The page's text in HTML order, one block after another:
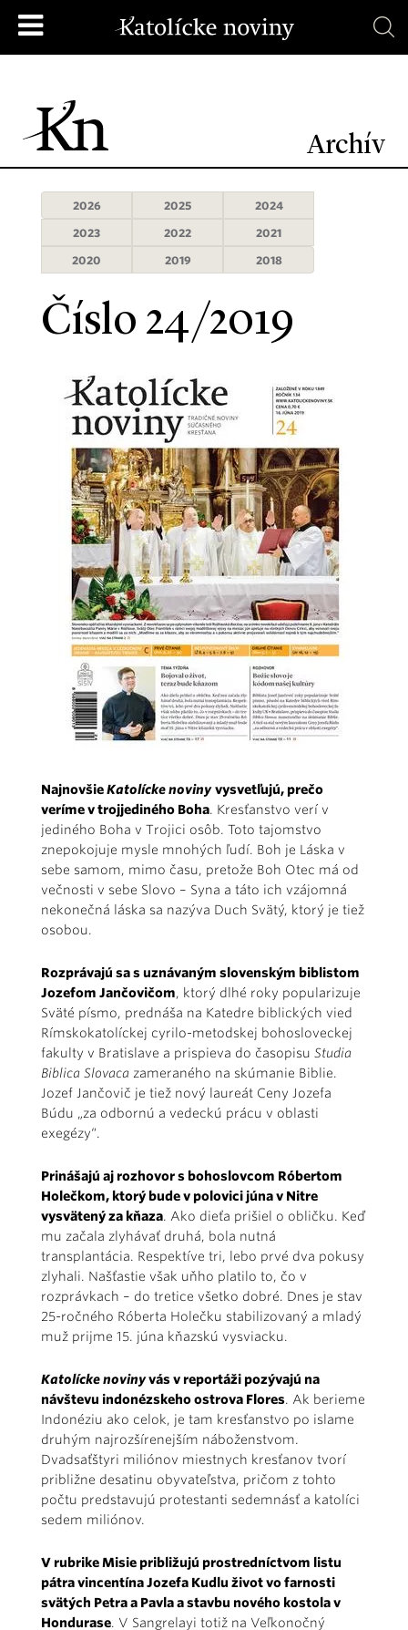
Archív
2026 2025
2024
2023
2022
2021
2020
2019 2018
Číslo 24/2019
NajnovšieKatolícke noviny vysvetľujú, prečo
veríme v trojjediného Boha. Kresťanstvo verí v
jediného Boha v Trojici osôb. Toto tajomstvo
znepokojuje mysle mnohých ľudí. Boh je Láska v
sebe samom, mimo času, pretože Boh Otec má od
večnosti v sebe Slovo – Syna a táto ich vzájomná
nekonečná láska sa nazýva Duch Svätý, ktorý je tiež
osobou.
Rozprávajú sa s uznávaným slovenským biblistom
Jozefom Jančovičom, ktorý dlhé roky popularizuje
Sväté písmo, prednáša na Katedre biblických vied
Rímskokatolíckej cyrilo-metodskej bohosloveckej
fakulty v Bratislave a prispieva do časopisu Studia
Biblica Slovaca zameraného na skúmanie Biblie.
Jozef Jančovič je tiež nový laureát Ceny Jozefa
Búdu „za odbornú a vedeckú prácu v oblasti
exegézy“.
Prinášajú aj rozhovor s bohoslovcom Róbertom
Holečkom, ktorý bude v polovici júna v Nitre
vysvätený za kňaza. Ako dieťa prišiel o obličku. Keď
mu začala zlyhávať druhá, bola nutná
transplantácia. Respektíve tri, lebo prvé dva pokusy
zlyhali. Našťastie však uňho platilo to, čo v
rozprávkach – do tretice všetko dobré. Dnes je stav
25-ročného Róberta Holečku stabilizovaný a mladý
muž prijme 15. júna kňazskú vysviacku.
Katolícke novinyvás v reportáži pozývajú na
návštevu indonézskeho ostrova Flores. Ak berieme
Indonéziu ako celok, je tam kresťanstvo po islame
druhým najrozšírenejším náboženstvom.
Dvadsaťštyri miliónov miestnych kresťanov tvorí
približne desatinu obyvateľstva, pričom z tohto
počtu predstavujú protestanti sedemnásť a katolíci
sedem miliónov.
V rubrike Misie približujú prostredníctvom listu
pátra vincentína Jozefa Kudlu život vo farnosti
svätých Petra a Pavla a stavbu nového kostola v
Hondurase. V Sangrelayi totiž na Veľkonočný